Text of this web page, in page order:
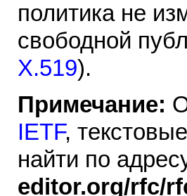
политика не
свободной
X.519).
Примечание:
IETF,
найти по
editor.org/rfc/